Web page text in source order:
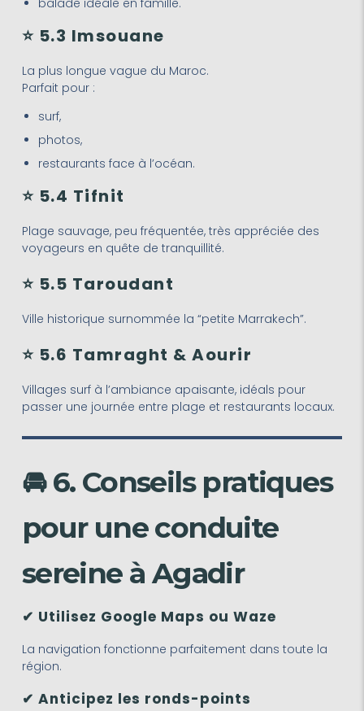
balade idéale en famille.
⭐ 5.3 Imsouane
La plus longue vague du Maroc.
Parfait pour :
surf,
photos,
restaurants face à l’océan.
⭐ 5.4 Tifnit
Plage sauvage, peu fréquentée, très appréciée des
voyageurs en quête de tranquillité.
⭐ 5.5 Taroudant
Ville historique surnommée la “petite Marrakech”.
⭐ 5.6 Tamraght & Aourir
Villages surf à l’ambiance apaisante, idéals pour
passer une journée entre plage et restaurants locaux.
🚘 6. Conseils pratiques
pour une conduite
sereine à Agadir
✔ Utilisez Google Maps ou Waze
La navigation fonctionne parfaitement dans toute la
région.
✔ Anticipez les ronds-points